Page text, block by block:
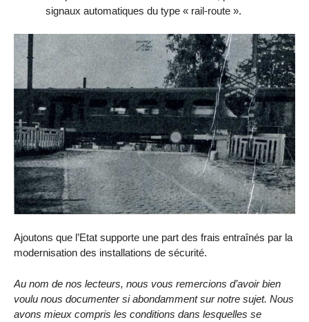
signaux automatiques du type « rail-route ».
Ajoutons que l’Etat supporte une part des frais entraînés par la
modernisation des installations de sécurité.
Au nom de nos lecteurs, nous vous remercions d’avoir bien
voulu nous documenter si abondamment sur notre sujet. Nous
avons mieux compris les conditions dans lesquelles se